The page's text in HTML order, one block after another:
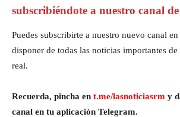
subscribiéndote a nuestro canal
Puedes subscribirte a nuestro nuevo canal
disponer de todas las noticias importantes
real.
Recuerda, pincha en t.me/lasnoticiasrm y
canal en tu aplicación Telegram.